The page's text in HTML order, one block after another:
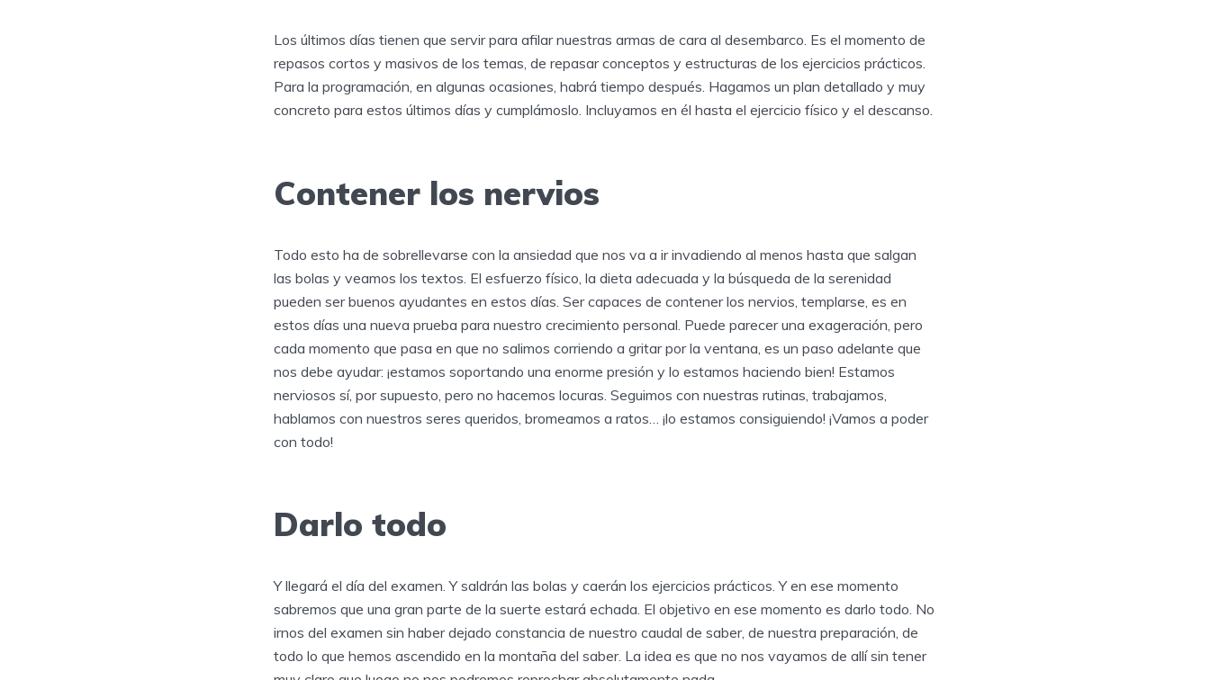
Los últimos días tienen que servir para afilar nuestras armas de cara al desembarco. Es el momento de
repasos cortos y masivos de los temas, de repasar conceptos y estructuras de los ejercicios prácticos.
Para la programación, en algunas ocasiones, habrá tiempo después. Hagamos un plan detallado y muy
concreto para estos últimos días y cumplámoslo. Incluyamos en él hasta el ejercicio físico y el descanso.
Contener los nervios
Todo esto ha de sobrellevarse con la ansiedad que nos va a ir invadiendo al menos hasta que salgan
las bolas y veamos los textos. El esfuerzo físico, la dieta adecuada y la búsqueda de la serenidad
pueden ser buenos ayudantes en estos días. Ser capaces de contener los nervios, templarse, es en
estos días una nueva prueba para nuestro crecimiento personal. Puede parecer una exageración, pero
cada momento que pasa en que no salimos corriendo a gritar por la ventana, es un paso adelante que
nos debe ayudar: ¡estamos soportando una enorme presión y lo estamos haciendo bien! Estamos
nerviosos sí, por supuesto, pero no hacemos locuras. Seguimos con nuestras rutinas, trabajamos,
hablamos con nuestros seres queridos, bromeamos a ratos… ¡lo estamos consiguiendo! ¡Vamos a poder
con todo!
Darlo todo
Y llegará el día del examen. Y saldrán las bolas y caerán los ejercicios prácticos. Y en ese momento
sabremos que una gran parte de la suerte estará echada. El objetivo en ese momento es darlo todo. No
irnos del examen sin haber dejado constancia de nuestro caudal de saber, de nuestra preparación, de
todo lo que hemos ascendido en la montaña del saber. La idea es que no nos vayamos de allí sin tener